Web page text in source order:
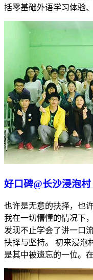
括零基础外语学习体验
好口碑@长沙浸泡
也许是无意的抉择，也
我在一切懵懂的情况下
发现不止学会了讲一口
抉择与坚持。 初来浸泡
是其中被遗忘的一位。